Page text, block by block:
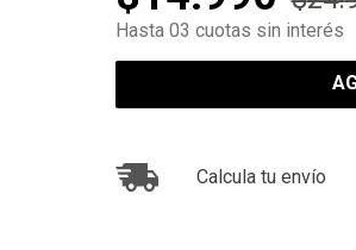
Hasta 03 cuotas sin interés
Calcula tu envío